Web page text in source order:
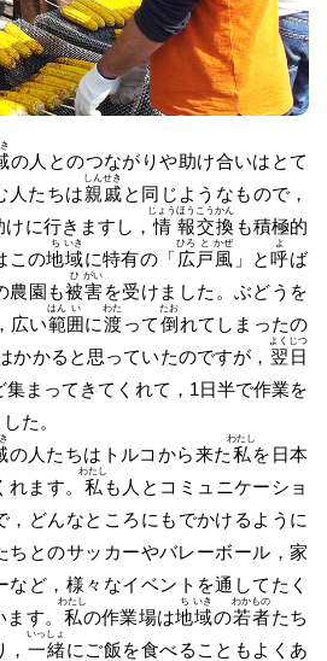
の人とのつながりや助け合いはとて
人たちは親
しん
戚
せき
と同じようなもので，
けに行きますし，情
じょう
報
ほう
交
こう
換
かん
も積極的
この地
ち
域
いき
に特有の「広
ひろ
戸
と
風
かぜ
」と呼
よ
ば
農園も被
ひ
害
がい
を受けました。ぶどうを
広い範
はん
囲
い
に渡
わた
って倒
たお
れてしまったの
かかると思っていたのですが， 翌
よく
日
じつ
集まってきてくれて，1日半で作業を
た。
の人たちはトルコから来た私
わたし
を日本
れます。 私
わたし
も人とコミュニケーショ
，どんなところにもでかけるように
ちとのサッカーやバレーボール，家
ど，様々なイベントを通してたく
す。 私
わたし
の作業場は地
ち
域
いき
の若
わか
者
もの
たち
一
いっ
緒
しょ
にご飯を食べることもよくあ